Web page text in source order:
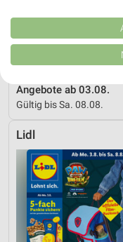
Angebote ab 03.08.
Gültig bis Sa. 08.08.
Lidl
Kombinationen von Daten
Verbesserung der
von Inhalten.
Daten können außerhalb der
Website/App.
Partnerliste anzeigen
IAB-Verarbeitungszwecke:
Speichern von oder
auf einem Endgerät
Verwendung
Werbeanzeigen